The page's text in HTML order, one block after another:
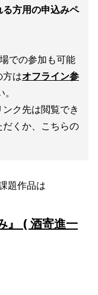
方用の申込みペ
での参加も可能
方はオフライン参
ンク先は閲覧でき
くか、こちらの
題作品は
』 ( 酒寄進一